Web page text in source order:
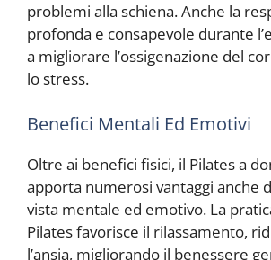
problemi alla schiena. Anche la
profonda e consapevole durante
a migliorare l’ossigenazione del
lo stress.
Benefici Mentali Ed Emotivi
Oltre ai benefici fisici, il Pilates a
apporta numerosi vantaggi anche
vista mentale ed emotivo. La
Pilates favorisce il rilassamento,
l’ansia, migliorando il benessere